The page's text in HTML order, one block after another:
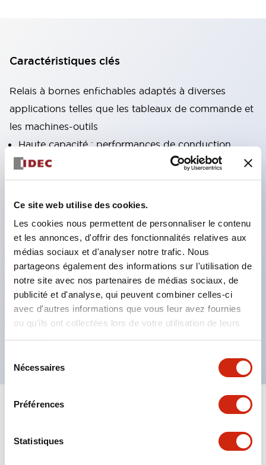
Ce site web utilise des cookies.
Les cookies nous permettent de personnaliser le contenu
et les annonces, d'offrir des fonctionnalités relatives aux
médias sociaux et d'analyser notre trafic. Nous
partageons également des informations sur l'utilisation de
notre site avec nos partenaires de médias sociaux, de
publicité et d'analyse, qui peuvent combiner celles-ci
avec d'autres informations que vous leur avez fournies
ou qu'ils ont collectées lors de votre utilisation de leurs
Nécessaires
Préférences
Statistiques
Caractéristiques clés
Relais à bornes enfichables adaptés à diverses
applications telles que les tableaux de commande et
les machines-outils
Haute capacité : performances de conduction
stables même sous courant élevé grâce à
l'utilisation de matériaux à haute conductivité
Excellente durabilité : amélioration de la durabilité
et de la fiabilité des parties mécaniques grâce à
une structure de ressort de rappel unique
Conception produit axée sur l'ergonomie : LED
d'affichage de fonctionnement à haute visibilité,
tension identifiable par la couleur du ruban
Type à contact double (RJ22S) disponible
Tout développer+
Electrical Specifications